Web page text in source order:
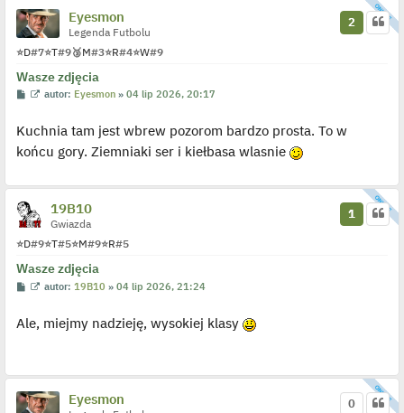
j
e
d
y
c
y
s
Eyesmon
Legenda Futbolu
⭐D#7⭐T#9🥉M#3⭐R#4⭐W#9
Wasze zdjęcia
2
P
t
W
w
e
p
e
y
c
y
s
autor: Eyesmon »04 lip 2026, 20:17
Kuchnia tam jest wbrew pozorom bardzo prosta. To w
końcu gory. Ziemniaki ser i kiełbasa wlasnie
19B10
Gwiazda
⭐D#9⭐T#5⭐M#9⭐R#5
Wasze zdjęcia
1
P
t
W
w
p
o
j
autor:19B10 »04 lip 2026, 21:24
Ale, miejmy nadzieję, wysokiej klasy
Eyesmon 0